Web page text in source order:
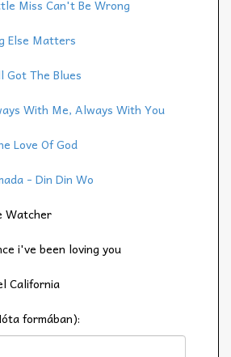
Miss Can't Be Wrong
Else Matters
Got The Blues
With Me, Always With You
Love Of God
- Din Din Wo
Watcher
i've been loving you
California
formában):